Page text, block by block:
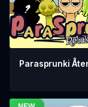
Parasprunki